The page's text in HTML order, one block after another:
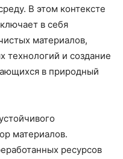
В этом контексте
в себя
материалов,
технологий и создание
в природный
материалов.
ресурсов